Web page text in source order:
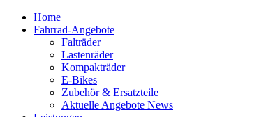
Home
Fahrrad-Angebote
Falträder
Lastenräder
Kompakträder
E-Bikes
Zubehör & Ersatzteile
Aktuelle Angebote News